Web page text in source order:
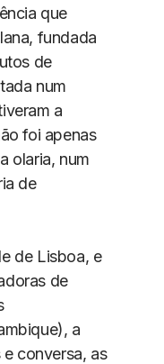
que
fundada
de
num
a
foi apenas
olaria, num
de
de Lisboa, e
de
a
conversa, as